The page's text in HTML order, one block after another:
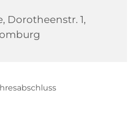
Dorotheenstr. 1,